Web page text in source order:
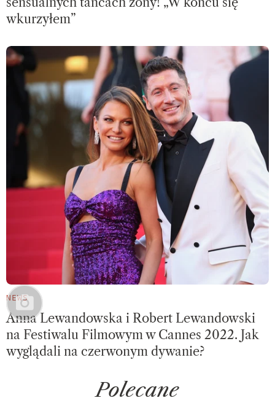
wkurzyłem”
NEWS
Anna Lewandowska i Robert Lewandowski
na Festiwalu Filmowym w Cannes 2022. Jak
wyglądali na czerwonym dywanie?
Polecane